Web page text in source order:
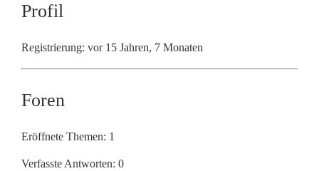
Profil
Registrierung: vor 15 Jahren, 7 Monaten
Foren
Eröffnete Themen: 1
Verfasste Antworten: 0